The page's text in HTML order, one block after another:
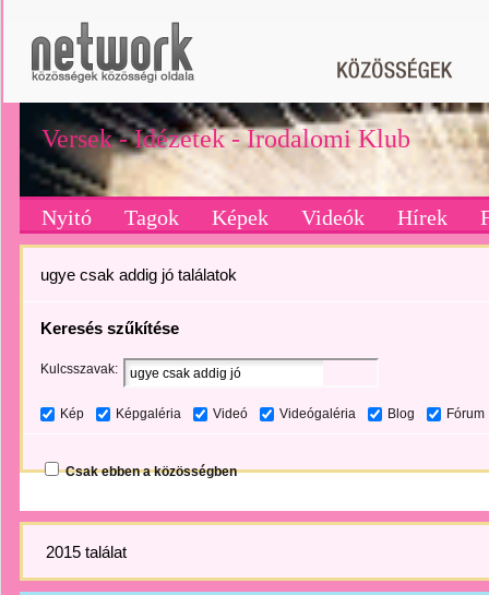
Versek - Idézetek - Irodalomi Klub
Nyitó Tagok Képek Videók Hírek
ugye csak addig jó találatok
Keresés szűkítése
Kulcsszavak:
Kép Képgaléria Videó Videógaléria Blog Fórum
Csak ebben a közösségben
2015 találat